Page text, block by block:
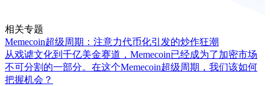
相关专题
Memecoin超级周期：注意力代币化引发的炒作狂潮
从戏谑文化到千亿美金赛道，Memecoin已经成为了加密市场
不可分割的一部分。在这个Memecoin超级周期，我们该如何
把握机会？